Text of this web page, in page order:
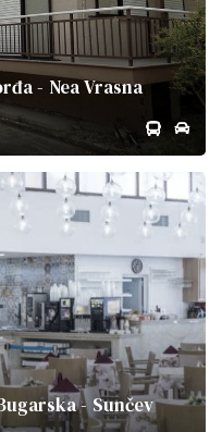
- Nea Vrasna
- Sunčev